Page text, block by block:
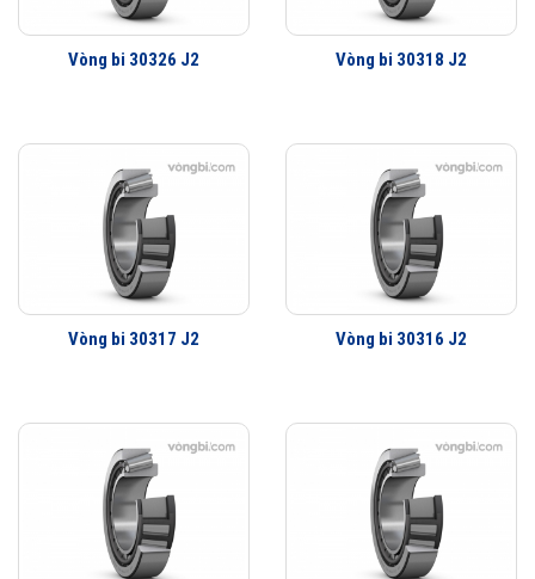
Trong đó khả năng chịu lực dọc trục của ổ trục côn phụ thuộc vào góc
tiếp xúc α, góc của mương vòng ngoài, cụ thể là góc tiếp xúc α càng
hướng kính rất tốt, tất nhiên chúng hoàn toàn có khả năng chịu được
tải lớn hơn nhiều lần nhờ được tăng cường thêm bi lăn (rollers) có kích
Vòng bi côn thường được lắp thành đôi giống như vòng bi đỡ chặn vậy
và chúng có cấu tạo vòng trong (Core), vòng ngoài (Cup) được thiết
kế tách rời và độc lập hoàn toàn với nhau. Nhờ đó mang đến tính linh
hoạt, tiện lợi cho việc lắp ráp, bảo dưỡng vòng bi trên máy móc. Mỗi
Vòng bi côn SKF có những loại phổ biến nhất
hiện nay
Ổ bi côn SKF chính hãng có rất nhiều loại khác nhau được thiết kế
nhằm đáp ứng mục đich sử dụng rộng rãi và xu hướng phát triển hơn
nữa trong tương lai. Một số loại có thể kể tới như vòng bi côn một dãy,
Vòng bi 30326 J2 Vòng bi 30318 J2
Vòng bi 30317 J2 Vòng bi 30316 J2